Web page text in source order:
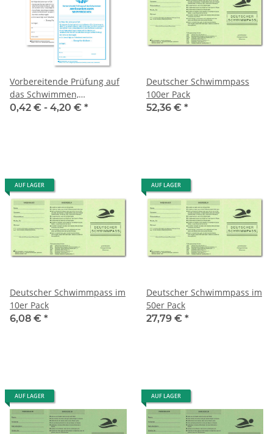
Vorbereitende Prüfung auf
das Schwimmen,
Anfängerzeugnis
0,42 € - 4,20 € *
Deutscher Schwimmpass
100er Pack
52,36 € *
AUF LAGER
Deutscher Schwimmpass im
10er Pack
6,08 € *
AUF LAGER
Deutscher Schwimmpass im
50er Pack
27,79 € *
AUF LAGER AUF LAGER